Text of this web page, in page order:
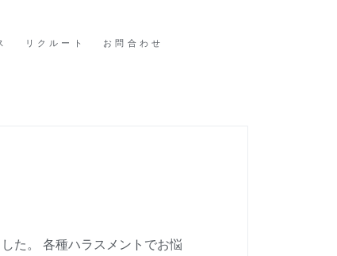
リクルート お問合わせ
た。 各種ハラスメントでお悩